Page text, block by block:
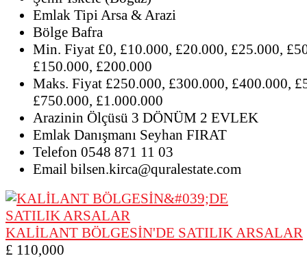
Emlak Tipi Arsa & Arazi
Bölge Bafra
Min. Fiyat £0, £10.000, £20.000, £25.000,
£150.000, £200.000
Maks. Fiyat £250.000, £300.000, £400.000,
£750.000, £1.000.000
Arazinin Ölçüsü 3 DÖNÜM 2 EVLEK
Emlak Danışmanı Seyhan FIRAT
Telefon 0548 871 11 03
Email bilsen.kirca@quralestate.com
KALİLANT BÖLGESİN'DE SATILIK ARSALAR
£ 110,000